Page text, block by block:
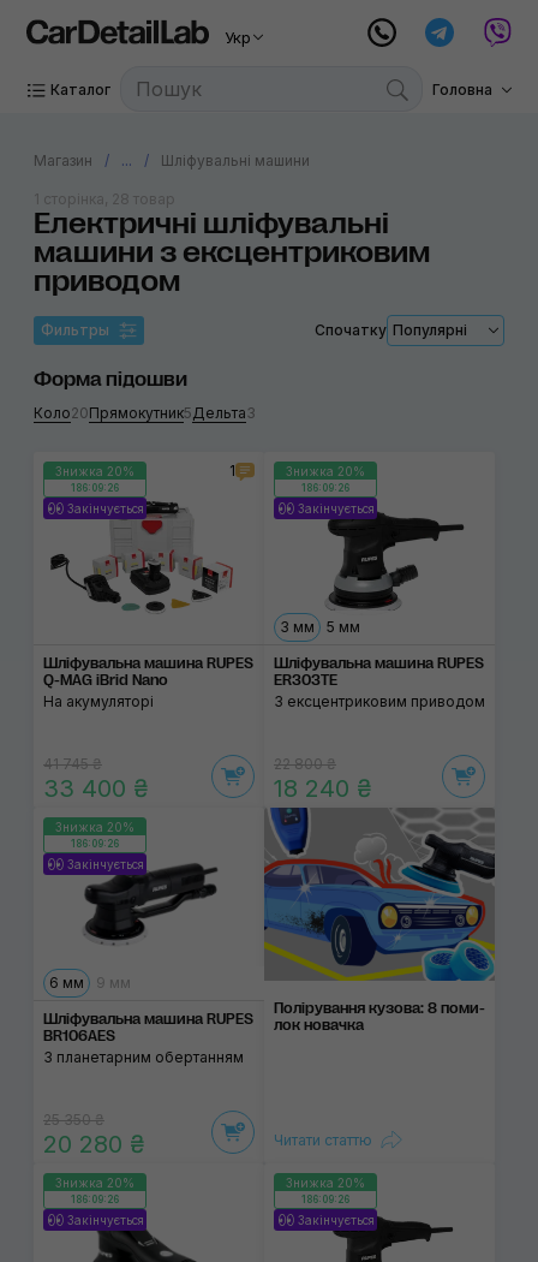
Укр
Каталог Головна
Магазин ... Шліфувальні машини
Електричні шліфувальні
машини з ексцентриковим
приводом
1 сторінка, 28 товар
Фильтры Спочатку Популярні
Форма підошви
Коло20Прямокутник5Дельта3
Знижка 20%
186:09:26
Закінчується
1
Шліфувальна машина RUPES
Q-MAG iBrid Nano
На акумуляторі
41 745 ₴
33 400 ₴
Знижка 20%
186:09:26
Закінчується
3 мм 5 мм
Шліфувальна машина RUPES
ER303TE
З ексцентриковим приводом
22 800 ₴
18 240 ₴
Знижка 20%
186:09:26
Закінчується
6 мм 9 мм
Шліфувальна машина RUPES
BR106AES
З планетарним обертанням
25 350 ₴
20 280 ₴
Поліруван­ня кузо­ва: 8 поми­
лок нова­чка
Читати статтю
Знижка 20%
186:09:26
Закінчується
Знижка 20%
186:09:26
Закінчується